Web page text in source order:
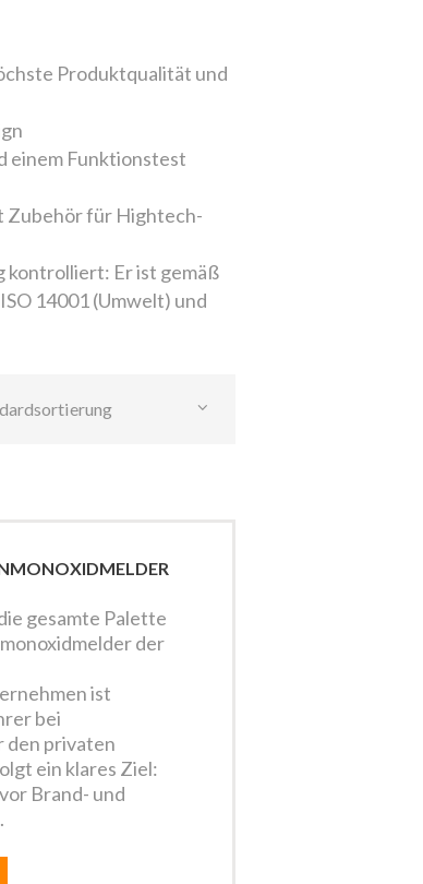
Produktqualität und
einem Funktionstest
Zubehör für Hightech-
kontrolliert: Er ist gemäß
14001 (Umwelt) und
gesamte Palette
der
ist
bei
den privaten
ein klares Ziel:
Brand- und